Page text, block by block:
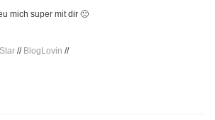
mich super mit dir 🙂
// BlogLovin //